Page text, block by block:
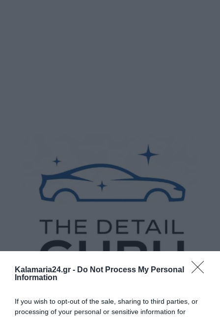
Kalamaria24.gr - Do Not Process My Personal
Information
If you wish to opt-out of the sale, sharing to third parties, or
processing of your personal or sensitive information for